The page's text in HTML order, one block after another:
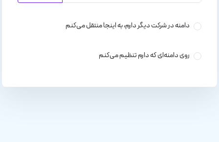
دامنه در شرکت دیگر دارم، به اینجا منتقل می‌کنم
روی دامنه‌ای که دارم تنظیم می‌کنم